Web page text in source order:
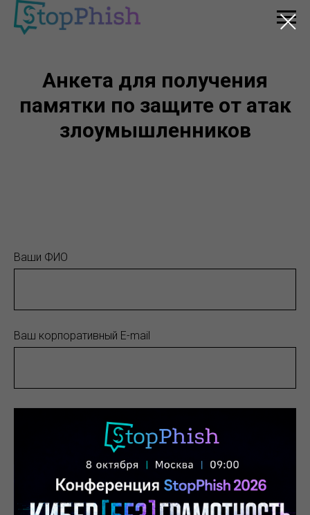
Анкета для получения
памятки по защите от атак
злоумышленников
Ваши ФИО
Ваш корпоративный E-mail
Ваша компания